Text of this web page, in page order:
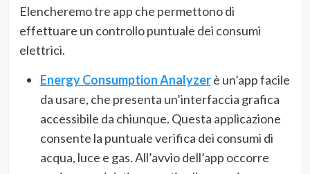
Elencheremo tre app che permettono di
effettuare un controllo puntuale dei consumi
elettrici.
Energy Consumption Analyzerè un’app facile
da usare, che presenta un’interfaccia grafica
accessibile da chiunque. Questa applicazione
consente la puntuale verifica dei consumi di
acqua, luce e gas. All’avvio dell’app occorre